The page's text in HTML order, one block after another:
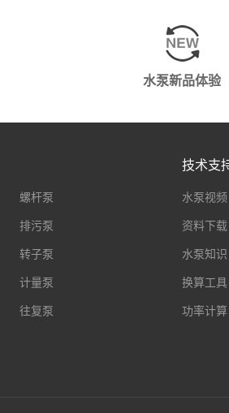
水泵新品体验
螺杆泵
排污泵
转子泵
计量泵
往复泵
技术支
水泵视频
资料下载
水泵知识
换算工具
功率计算